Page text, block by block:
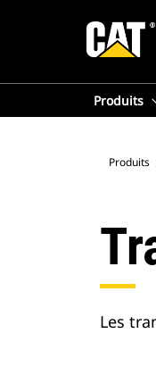
Produits
Produits
Les